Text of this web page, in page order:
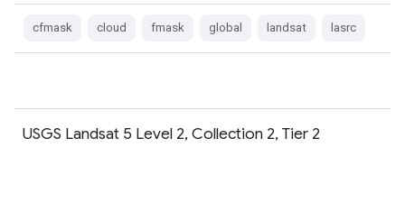
cfmask cloud fmask global landsat lasrc
USGS Landsat 5 Level 2, Collection 2, Tier 2